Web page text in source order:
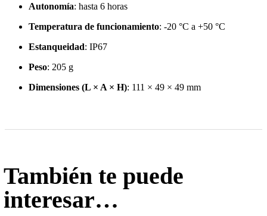
Autonomía: hasta 6 horas
Temperatura de funcionamiento: -20 °C a +50 °C
Estanqueidad: IP67
Peso: 205 g
Dimensiones (L × A × H): 111 × 49 × 49 mm
También te puede
interesar…